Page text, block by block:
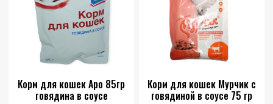
Корм для кошек Аро 85гр
говядина в соусе
Корм для кошек Мурчик с
говядиной в соусе 75 гр